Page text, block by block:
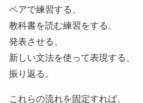
ペアで練習する、
教科書を読む練習をする、
発表させる、
新しい文法を使って表現する、
振り返る。
これらの流れを固定すれば、